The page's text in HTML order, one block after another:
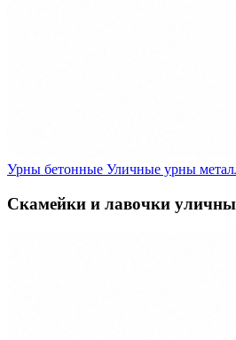
Урны бетонные Уличные урны
Скамейки и лавочки